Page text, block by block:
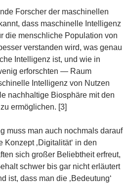
Forscher der maschinellen
dass maschinelle Intelligenz
die menschliche Population von
verstanden wird, was genau
Intelligenz ist, und wie in
erforschten — Raum
Intelligenz von Nutzen
nachhaltige Biosphäre mit den
ermöglichen. [3]
muss man auch nochmals darauf
‚Digitalität‘ in den
sich großer Beliebtheit erfreut,
schwer bis gar nicht erläutert
ist, dass man die ‚Bedeutung‘